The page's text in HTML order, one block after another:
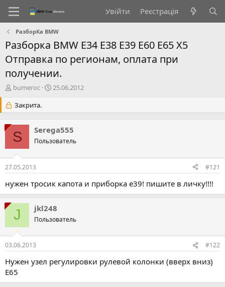
Увійти Реєстрація
РазборКа BMW
Разборка BMW Е34 E38 E39 E60 E65 X5
Отправка по регионам, оплата при
получении.
А
т
о
р
т
е
м
и
bumeroc
Д
а
т
в
р
н
я
25.06.2012
Закрита.
S Serega555
Пользователь
27.05.2013 #121
нужен тросик капота и приборка е39! пишите в личку!!!!
J jkl248
Пользователь
03.06.2013 #122
Нужен узел регулировки рулевой колонки (вверх вниз)
Е65